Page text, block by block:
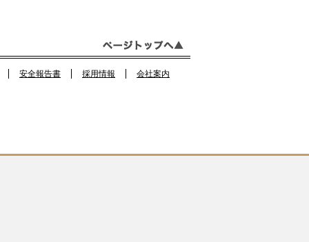
o
k
m
安全報告書 採用情報 会社案内